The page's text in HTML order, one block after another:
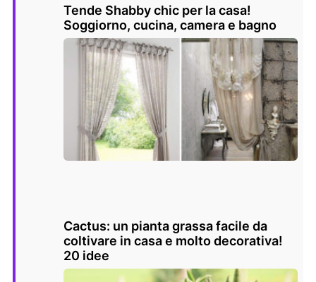
Tende Shabby chic per la casa!
Soggiorno, cucina, camera e bagno
Cactus: un pianta grassa facile da
coltivare in casa e molto decorativa!
20 idee